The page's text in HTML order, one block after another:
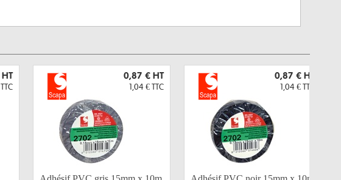
HT
TTC
0,87 € HT
1,04 € TTC
0,87 € HT
1,04 € TTC